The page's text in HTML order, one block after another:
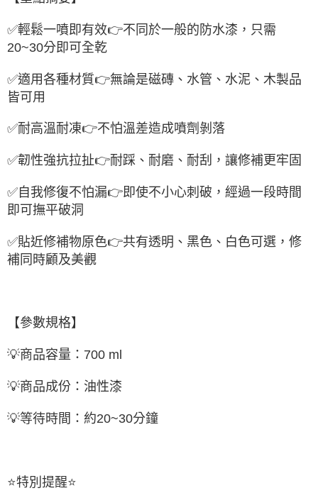
✅輕鬆一噴即有效👉不同於一般的防水漆，只需
20~30分即可全乾
✅適用各種材質👉無論是磁磚、水管、水泥、木製品
皆可用
✅耐高溫耐凍👉不怕溫差造成噴劑剝落
✅韌性強抗拉扯👉耐踩、耐磨、耐刮，讓修補更牢固
✅自我修復不怕漏👉即使不小心刺破，經過一段時間
即可撫平破洞
✅貼近修補物原色👉共有透明、黑色、白色可選，修
補同時顧及美觀
【參數規格】
💡商品容量：700 ml
💡商品成份：油性漆
💡等待時間：約20~30分鐘
⭐特別提醒⭐